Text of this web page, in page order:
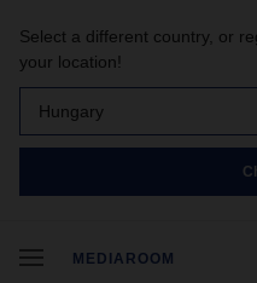
Select a different country, or
your location!
Hungary
MEDIAROOM